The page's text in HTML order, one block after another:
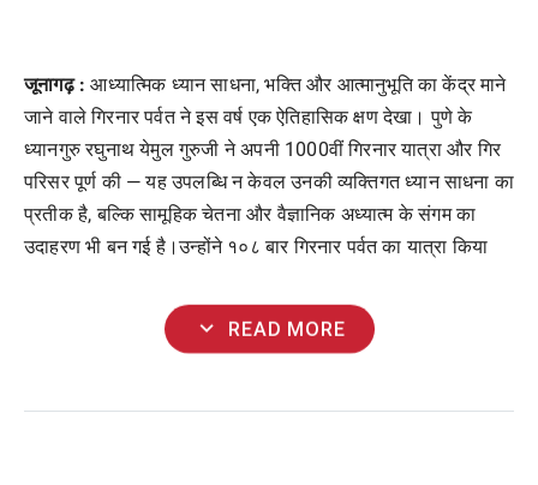
जूनागढ़ : आध्यात्मिक ध्यान साधना, भक्ति और आत्मानुभूति का केंद्र माने
जाने वाले गिरनार पर्वत ने इस वर्ष एक ऐतिहासिक क्षण देखा। पुणे के
ध्यानगुरु रघुनाथ येमुल गुरुजी ने अपनी 1000वीं गिरनार यात्रा और गिर
परिसर पूर्ण की — यह उपलब्धि न केवल उनकी व्यक्तिगत ध्यान साधना का
प्रतीक है, बल्कि सामूहिक चेतना और वैज्ञानिक अध्यात्म के संगम का
उदाहरण भी बन गई है।उन्होंने १०८ बार गिरनार पर्वत का यात्रा किया
expand_more READ MORE